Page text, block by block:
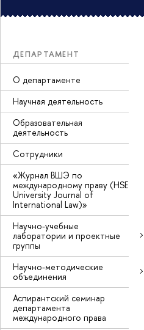
ДЕПАРТАМЕНТ
О департаменте
Научная деятельность
Образовательная
деятельность
Сотрудники
«Журнал ВШЭ по
международному праву (HSE
University Journal of
International Law)»
Научно-учебные
лаборатории и проектные
группы
Научно-методические
объединения
Аспирантский семинар
департамента
международного права